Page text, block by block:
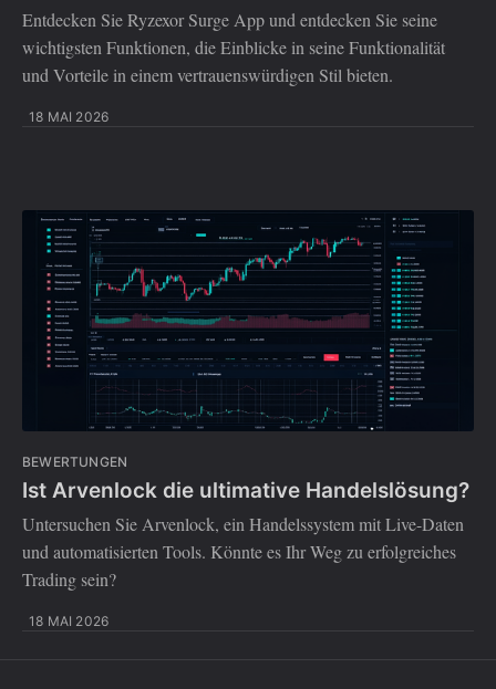
Entdecken Sie Ryzexor Surge App und entdecken Sie seine
wichtigsten Funktionen, die Einblicke in seine Funktionalität
und Vorteile in einem vertrauenswürdigen Stil bieten.
18 MAI 2026
BEWERTUNGEN
Ist Arvenlock die ultimative Handelslösung?
Untersuchen Sie Arvenlock, ein Handelssystem mit Live-Daten
und automatisierten Tools. Könnte es Ihr Weg zu erfolgreiches
Trading sein?
18 MAI 2026